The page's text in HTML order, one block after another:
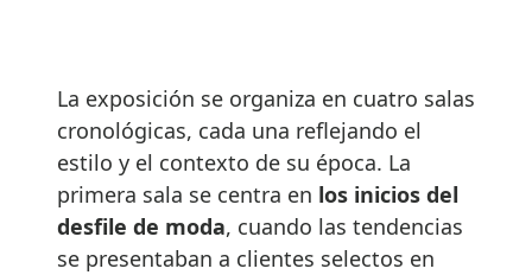
La exposición se organiza en cuatro salas
cronológicas, cada una reflejando el
estilo y el contexto de su época. La
primera sala se centra en los inicios del
desfile de moda, cuando las tendencias
se presentaban a clientes selectos en